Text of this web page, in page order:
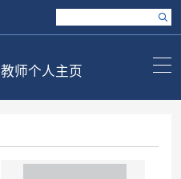
教师个人主页